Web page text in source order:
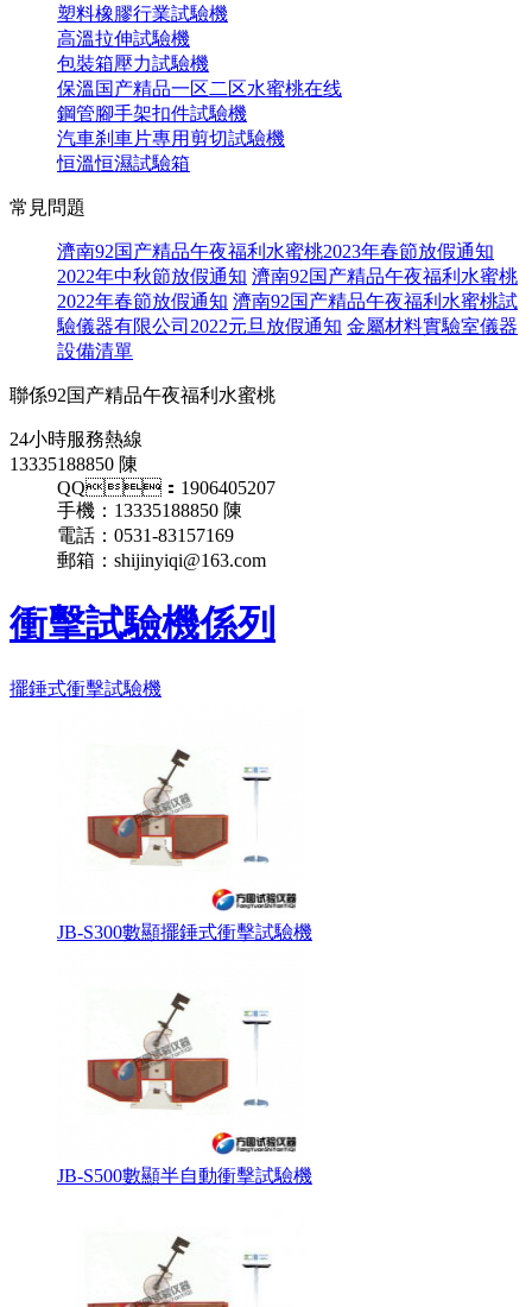
塑料橡膠行業試驗機
高溫拉伸試驗機
包裝箱壓力試驗機
保溫国产精品一区二区水蜜桃在线
鋼管腳手架扣件試驗機
汽車刹車片專用剪切試驗機
恒溫恒濕試驗箱
常見問題
濟南92国产精品午夜福利水蜜桃2023年春節放假通知
2022年中秋節放假通知 濟南92国产精品午夜福利水蜜桃
2022年春節放假通知 濟南92国产精品午夜福利水蜜桃試
驗儀器有限公司2022元旦放假通知 金屬材料實驗室儀器
設備清單
聯係92国产精品午夜福利水蜜桃
24小時服務熱線
13335188850 陳
QQ：1906405207
手機：13335188850 陳
電話：0531-83157169
郵箱：shijinyiqi@163.com
衝擊試驗機係列
擺錘式衝擊試驗機
JB-S300數顯擺錘式衝擊試驗機
JB-S500數顯半自動衝擊試驗機